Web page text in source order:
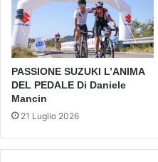
PASSIONE SUZUKI L’ANIMA
DEL PEDALE Di Daniele
Mancin
21 Luglio 2026